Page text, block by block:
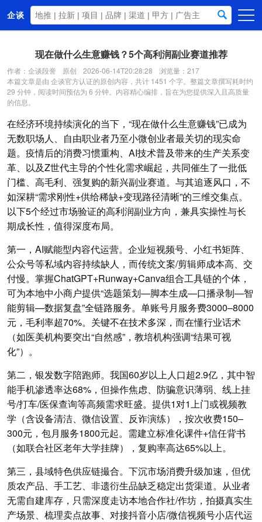
企谈
资讯动态
关于我们
现在做什么生意赚钱？5个高利润副业赛道推荐
作者：企谈段誉 原创 2026-06-14T20:28:28
浏览量：217
本篇文章是由 企谈官方认证的原创内容，共计 1451 个字。整篇文章撰写耗时约
29 分钟，阅读时间预估为 6 分钟。内容精心编排，旨在为您提供深入且高质量
的信息。
在经济环境持续演化的当下，“现在做什么生意赚钱”已成为
无数职场人、自由职业者乃至小微创业者最关切的现实命
题。疫情后的消费习惯重构、AI技术普及带来的生产关系变
革、以及Z世代主导的个性化需求崛起，共同催生了一批低
门槛、高毛利、强复购的新兴副业赛道。与其追逐风口，不
如深耕“需求刚性+供给稀缺+变现路径清晰”的三维交集点。
以下5个经过市场验证的高利润副业方向，兼具实操性与长
期成长性，值得深度布局。
第一，AI赋能型内容代运营。企业短视频号、小红书矩阵、
公众号等私域内容持续缺人，而传统文案/剪辑师成本高、交
付慢。掌握ChatGPT+Runway+Canva组合工具链的个体，
可为本地中小商户提供“选题策划—脚本生成—口播录制—智
能剪辑—数据复盘”全链路服务。单账号月服务费3000–8000
元，毛利率超70%。关键不在技术多深，而在懂行业话术
（如医美机构要突出“自然感”，教培机构强调“结果可视
化”）。
第二，银发数字陪跑师。我国60岁以上人口超2.9亿，其中智
能手机渗透率达68%，但操作焦虑、防骗意识薄弱、线上挂
号/打车/医保查询等高频需求旺盛。提供1对1上门或视频教
学（含设备清洁、微信设置、反诈演练），按次收费150–
300元，包月服务1800元起。需建立标准化课件+信任背书
（如联合社区老年大学挂牌），复购率高达65%以上。
第三，县域特色供应链撮合。下沉市场消费升级加速，但优
质农产品、手工艺、非遗衍生品缺乏稳定出货渠道。从业者
无需自建库存，只需深度走访本地合作社/作坊，拍摄真实生
产场景、梳理卖点故事、对接抖音小店/微信视频号小店代运